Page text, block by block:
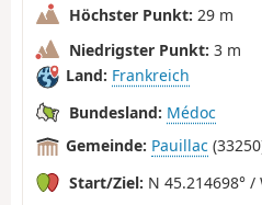
Höchster Punkt: 29 m
Niedrigster Punkt: 3 m
Land: Frankreich
Bundesland: Médoc
Gemeinde: Pauillac
Start/Ziel: N 45.214698° /